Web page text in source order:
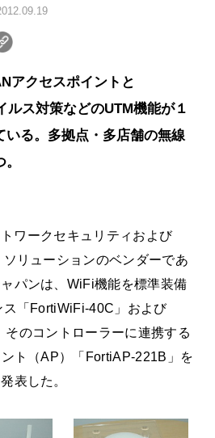
アクセスポイントと
ルス対策などのUTM機能が１
いる。多拠点・多店舗の無線
ワークセキュリティおよび
リューションのベンダーであ
パンは、WiFi機能を標準装備
ス「FortiWiFi-40C」および
そのコントローラーに連携する
ト（AP）「FortiAP-221B」を
表した。